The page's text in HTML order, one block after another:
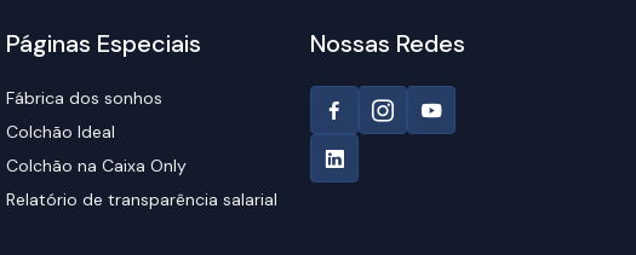
Páginas Especiais
Fábrica dos sonhos
Colchão Ideal
Colchão na Caixa Only
Relatório de transparência salarial
Nossas Redes